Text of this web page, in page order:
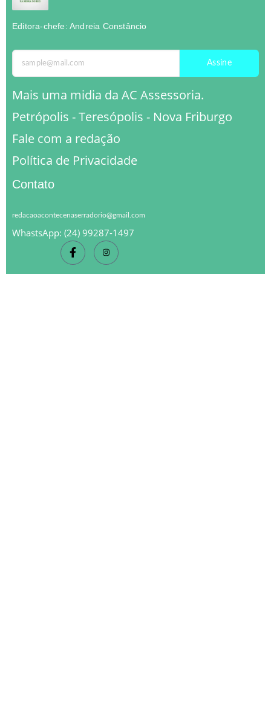
Editora-chefe: Andreia Constâncio
Assine
Mais uma midia da AC Assessoria.
Petrópolis - Teresópolis - Nova Friburgo
Fale com a redação
Política de Privacidade
Contato
redacaoacontecenaserradorio@gmail.com
WhastsApp: (24) 99287-1497